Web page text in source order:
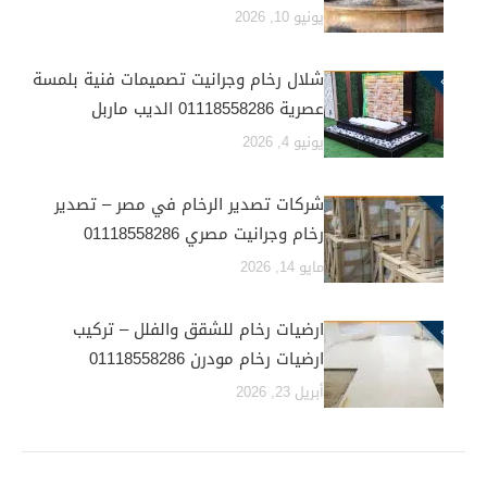
يونيو 10, 2026
شلال رخام وجرانيت تصميمات فنية بلمسة
عصرية 01118558286 الديب ماربل
يونيو 4, 2026
شركات تصدير الرخام في مصر – تصدير
رخام وجرانيت مصري 01118558286
مايو 14, 2026
ارضيات رخام للشقق والفلل – تركيب
ارضيات رخام مودرن 01118558286
أبريل 23, 2026